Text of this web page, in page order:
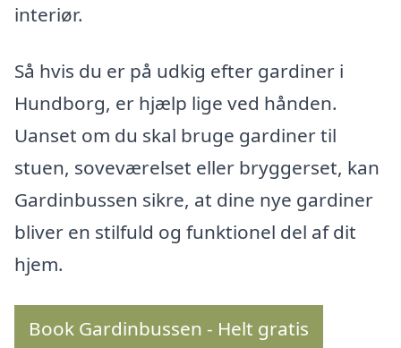
interiør.
Så hvis du er på udkig efter gardiner i
Hundborg, er hjælp lige ved hånden.
Uanset om du skal bruge gardiner til
stuen, soveværelset eller bryggerset, kan
Gardinbussen sikre, at dine nye gardiner
bliver en stilfuld og funktionel del af dit
hjem.
Book Gardinbussen - Helt gratis